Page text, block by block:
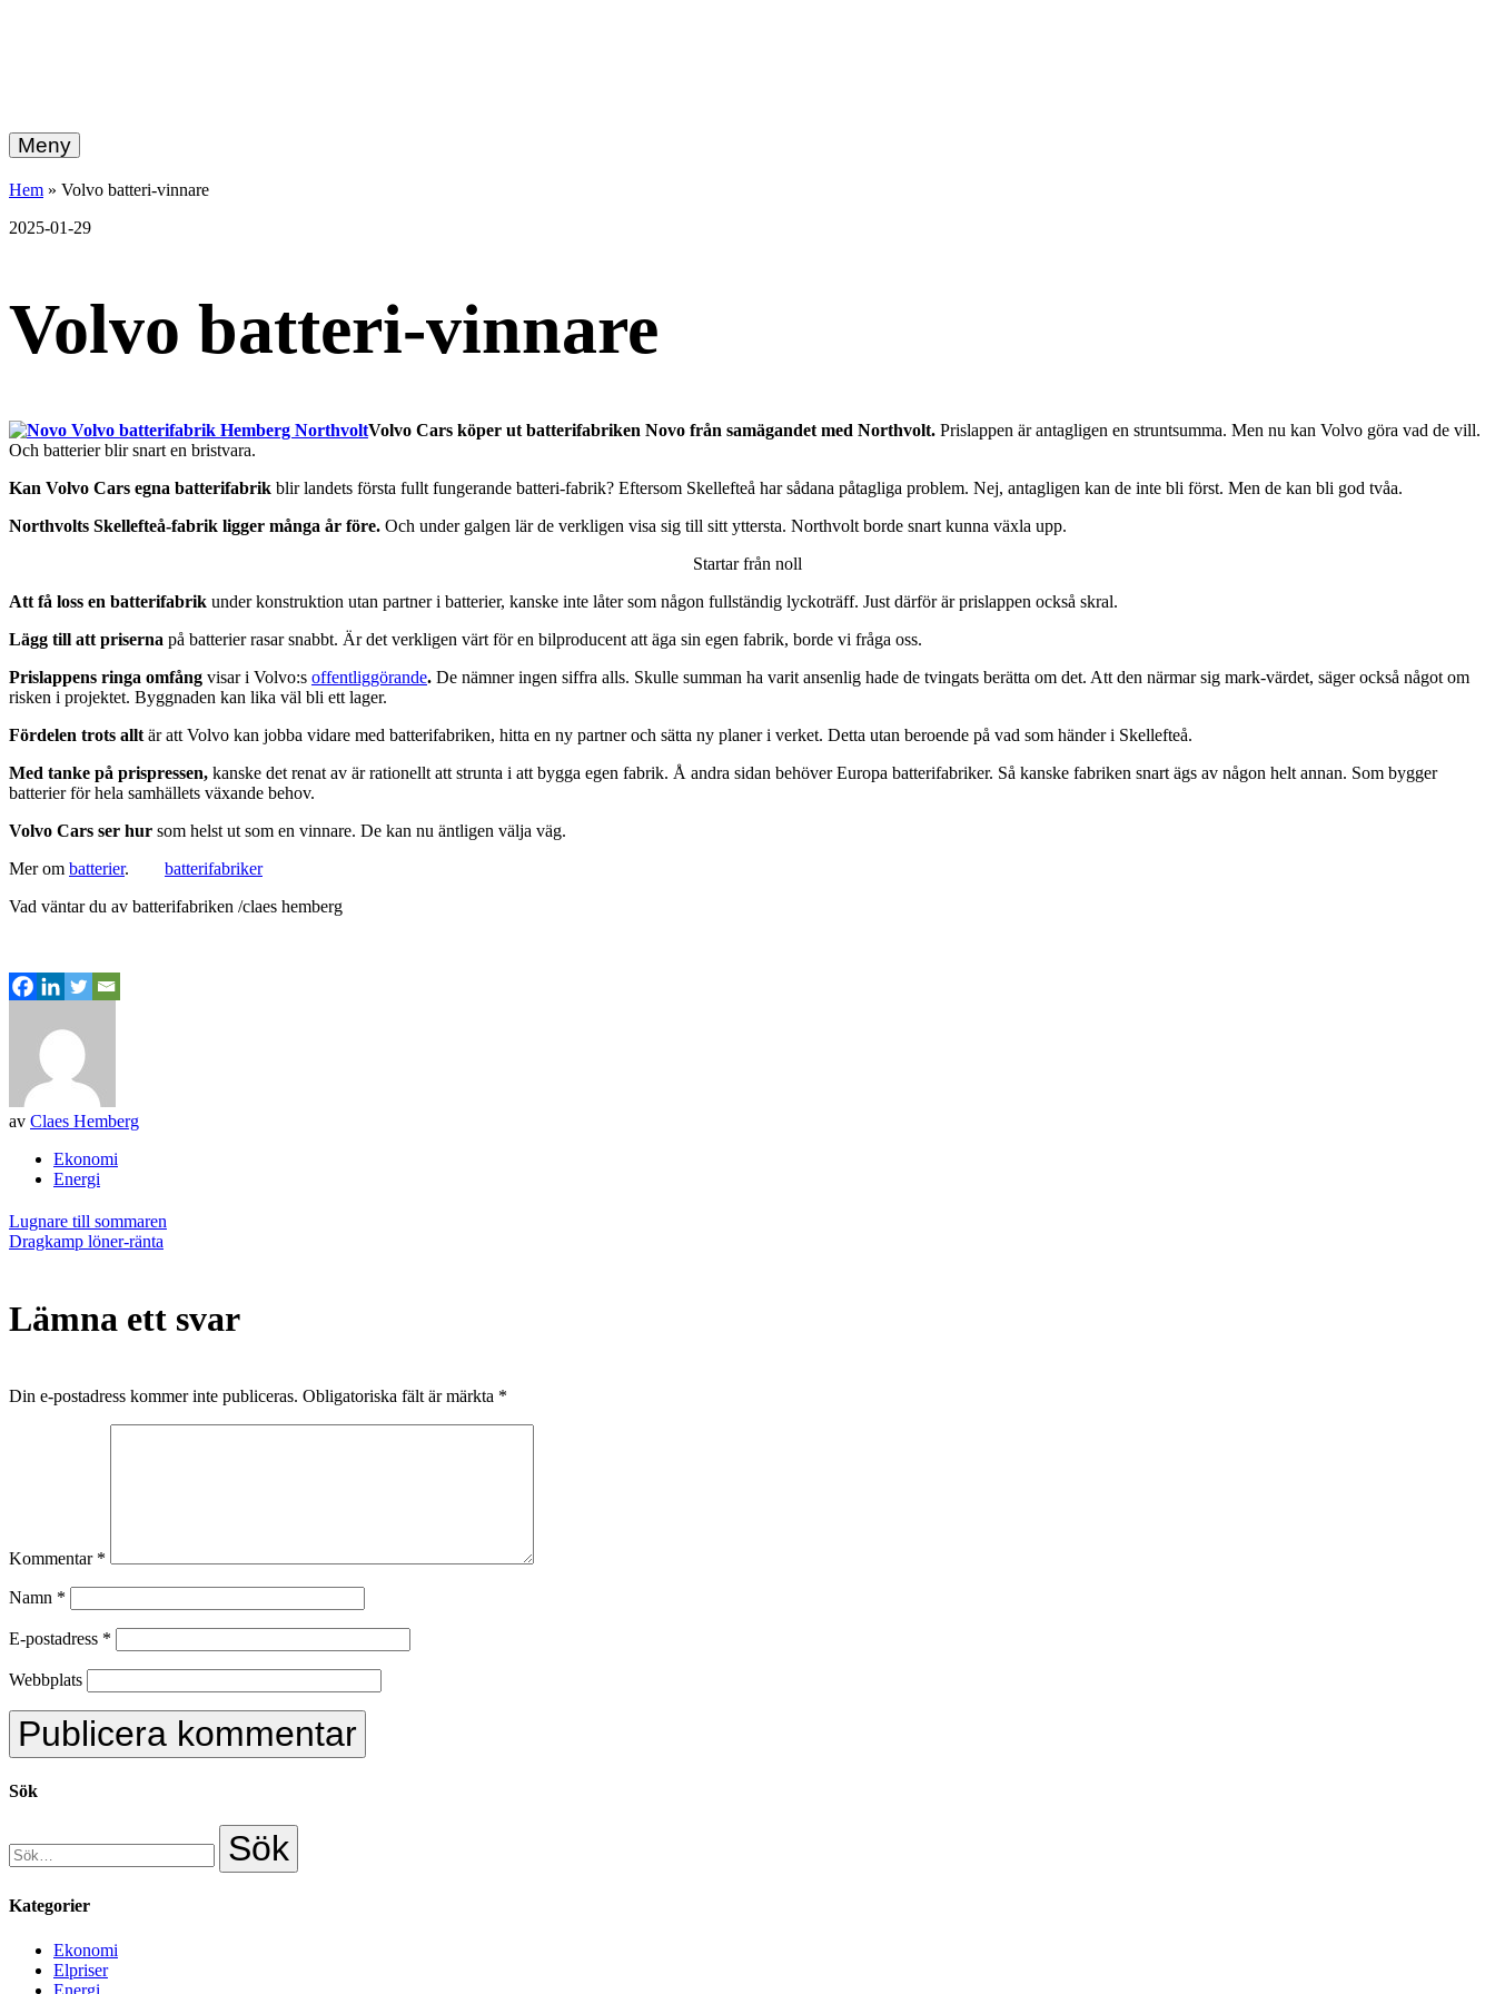
vidare
till
innehållet
energi
+
Meny
Hem » Volvo batteri-vinnare
2025-01-29
Volvo batteri-vinnare
Volvo Cars köper ut batterifabriken Novo från samägandet med Northvolt. Prislappen är antagligen en struntsumma. Men nu kan Volvo göra vad de vill.
Och batterier blir snart en bristvara.
Kan Volvo Cars egna batterifabrik blir landets första fullt fungerande batteri-fabrik? Eftersom Skellefteå har sådana påtagliga problem. Nej, antagligen kan de inte bli först. Men de kan bli god tvåa.
Northvolts Skellefteå-fabrik ligger många år före. Och under galgen lär de verkligen visa sig till sitt yttersta. Northvolt borde snart kunna växla upp.
Startar från noll
Att få loss en batterifabrik under konstruktion utan partner i batterier, kanske inte låter som någon fullständig lyckoträff. Just därför är prislappen också skral.
Lägg till att priserna på batterier rasar snabbt. Är det verkligen värt för en bilproducent att äga sin egen fabrik, borde vi fråga oss.
Prislappens ringa omfång visar i Volvo:s offentliggörande. De nämner ingen siffra alls. Skulle summan ha varit ansenlig hade de tvingats berätta om det. Att den närmar sig mark-värdet, säger också något om
risken i projektet. Byggnaden kan lika väl bli ett lager.
Fördelen trots allt är att Volvo kan jobba vidare med batterifabriken, hitta en ny partner och sätta ny planer i verket. Detta utan beroende på vad som händer i Skellefteå.
Med tanke på prispressen, kanske det renat av är rationellt att strunta i att bygga egen fabrik. Å andra sidan behöver Europa batterifabriker. Så kanske fabriken snart ägs av någon helt annan. Som bygger
batterier för hela samhällets växande behov.
Volvo Cars ser hur som helst ut som en vinnare. De kan nu äntligen välja väg.
Mer om batterier. batterifabriker
Vad väntar du av batterifabriken /claes hemberg
av Claes Hemberg
Ekonomi
Energi
Inläggsnavigering
Lugnare till sommaren
Dragkamp löner-ränta
Lämna ett svar
Din e-postadress kommer inte publiceras. Obligatoriska fält är märkta *
Kommentar *
Namn *
E-postadress *
Webbplats
Sök
Kategorier
Ekonomi
Elpriser
Energi